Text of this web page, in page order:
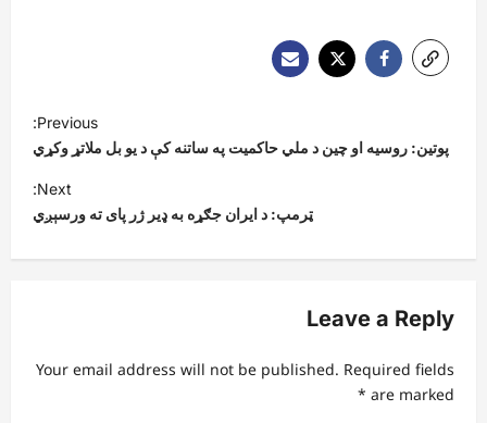
o
v
g
Previous:
پوتین: روسیه او چین د ملي حاکمیت په ساتنه کې د یو بل ملاتړ وکړي
Next:
ټرمپ: د ایران جګړه به ډير ژر پای ته ورسېږي
Leave a Reply
Your email address will not be published. Required fields
are marked
*